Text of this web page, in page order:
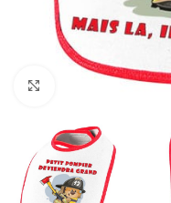
Click to enlarge